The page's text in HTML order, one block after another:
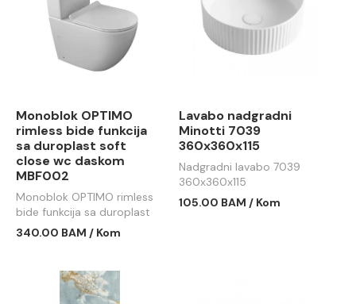
Monoblok OPTIMO
rimless bide funkcija
sa duroplast soft
close wc daskom
MBF002
Monoblok OPTIMO rimless
bide funkcija sa duroplast
soft close wc daskom
340.00 BAM / Kom
Lavabo nadgradni
Minotti 7039
360x360x115
Nadgradni lavabo 7039
360x360x115
105.00 BAM / Kom